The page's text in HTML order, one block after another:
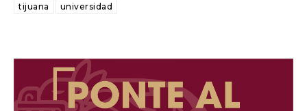
tijuana
universidad